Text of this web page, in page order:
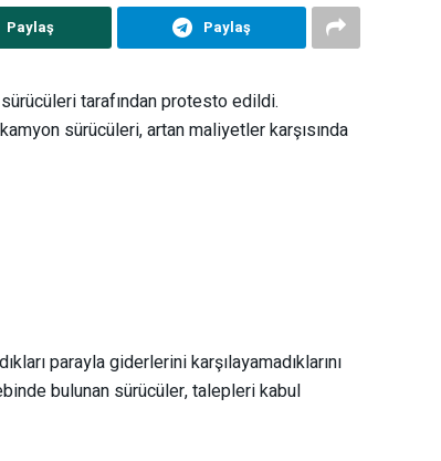
Paylaş Paylaş
tarafından protesto edildi.
sürücüleri, artan maliyetler karşısında
parayla giderlerini karşılayamadıklarını
bulunan sürücüler, talepleri kabul